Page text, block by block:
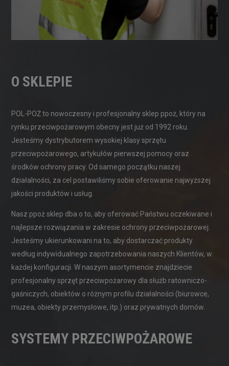
O SKLEPIE
POL-POŻ to nowoczesny i profesjonalny sklep ppoż, który na
rynku przeciwpożarowym obecny jest już od 1992 roku.
Jesteśmy dystrybutorem wysokiej klasy sprzętu
przeciwpożarowego, artykułów pierwszej pomocy oraz
środków ochrony pracy. Od samego początku naszej
działalności, za cel postawiliśmy sobie oferowanie najwyższej
jakości produktów i usług.
Nasz ppoż sklep dba o to, aby oferować Państwu oczekiwane i
najlepsze rozwiązania w zakresie ochrony przeciwpożarowej.
Jesteśmy ukierunkowani na to, aby dostarczać produkty
według indywidualnego zapotrzebowania naszych Klientów, w
każdej konfiguracji. W naszym asortymencie znajdziecie
profesjonalny sprzęt przeciwpożarowy dla służb ratowniczo-
gaśniczych, obiektów o różnym profilu działalności (biurowce,
muzea, obiekty przemysłowe, itp.) oraz prywatnych domów.
SYSTEMY PRZECIWPOŻAROWE